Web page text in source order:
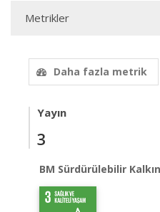
Metrikler
Daha fazla metrik
Yayın
3
BM Sürdürülebilir